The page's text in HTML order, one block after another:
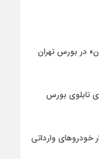
در بورس تهران
تابلوی بورس